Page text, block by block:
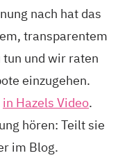
nach hat das
transparentem
und wir raten
einzugehen.
in Hazels Video.
hören: Teilt sie
im Blog.